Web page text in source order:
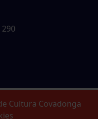
Cultura Covadonga